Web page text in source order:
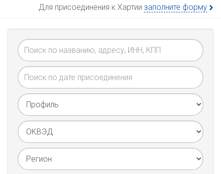
Для присоединения к Хартии заполните форму